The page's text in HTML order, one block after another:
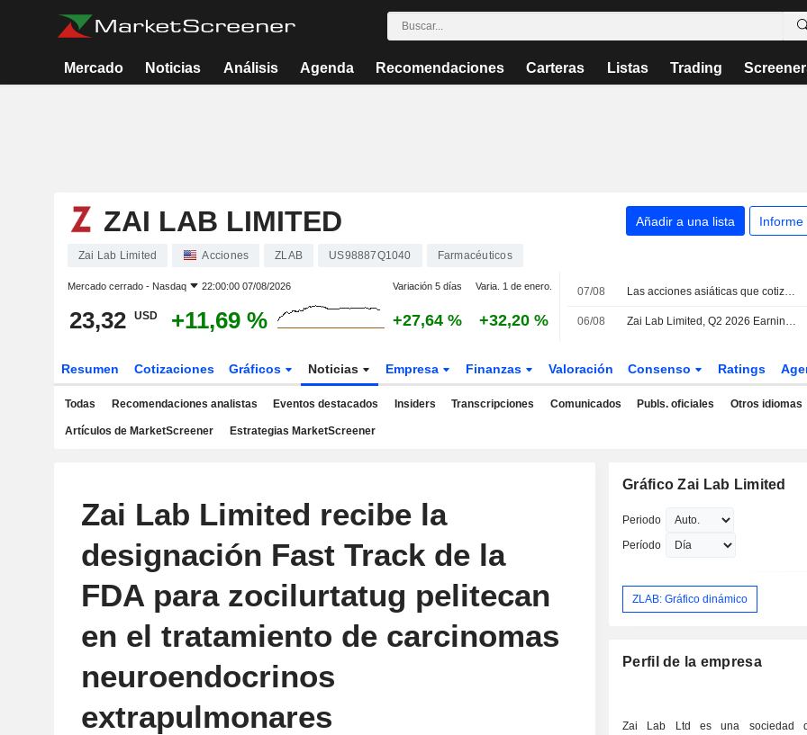
Mercado Noticias Análisis Agenda Recomendaciones Carteras Listas Trading
ZAI LAB LIMITED Añadir a una lista Informe
Zai Lab Limited Acciones ZLAB US98887Q1040 Farmacéuticos
Mercado cerrado - Nasdaq 22:00:00 07/08/2026 Variación 5 días Varia. 1 de enero.
23,32 USD +11,69 % +27,64 % +32,20 %
07/08 Las acciones asiáticas que cotizan en EE. UU. como ADR suben en la sesión del viernes y cierran la semana con un avance del 2%
06/08 Zai Lab Limited, Q2 2026 Earnings Call, Aug 06, 2026
Resumen Cotizaciones Gráficos Noticias Empresa Finanzas Valoración Consenso Ratings
Todas Recomendaciones analistas Eventos destacados Insiders Transcripciones Comunicados Publs. oficiales Otros idiomas
Artículos de MarketScreener Estrategias MarketScreener
Zai Lab Limited recibe la
designación Fast Track de la
FDA para zocilurtatug pelitecan
en el tratamiento de carcinomas
neuroendocrinos
extrapulmonares
Gráfico Zai Lab Limited
Periodo
Período
ZLAB: Gráfico dinámico
Perfil de la empresa
Zai Lab Ltd es una sociedad